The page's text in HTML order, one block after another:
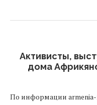
Активисты,
дома
По информации armenia-